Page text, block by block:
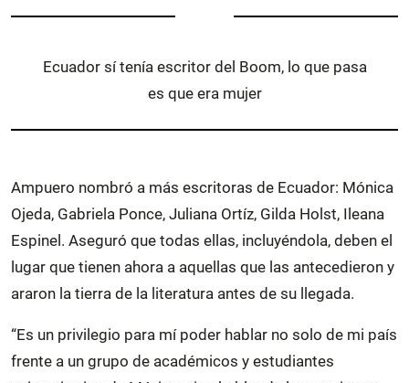
Ecuador sí tenía escritor del Boom, lo que pasa
es que era mujer
Ampuero nombró a más escritoras de Ecuador: Mónica
Ojeda, Gabriela Ponce, Juliana Ortíz, Gilda Holst, Ileana
Espinel. Aseguró que todas ellas, incluyéndola, deben el
lugar que tienen ahora a aquellas que las antecedieron y
araron la tierra de la literatura antes de su llegada.
“Es un privilegio para mí poder hablar no solo de mi país
frente a un grupo de académicos y estudiantes